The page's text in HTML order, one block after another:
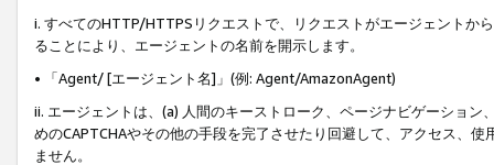
i. すべてのHTTP/HTTPSリクエストで、リクエストがエージェントか
ることにより、エージェントの名前を開示します。
• 「Agent/ [エージェント名]」(例: Agent/AmazonAgent)
ii. エージェントは、(a) 人間のキーストローク、ページナビゲーショ
めのCAPTCHAやその他の手段を完了させたり回避して、アクセス、
ません。